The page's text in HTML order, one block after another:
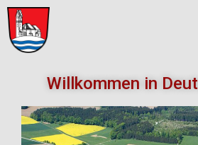
Willkommen in